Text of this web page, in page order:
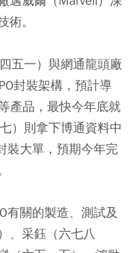
。
四五一）與網通龍頭廠
封裝架構，預計導
產品，最快今年底就
）則拿下博通資料中
裝大單，預期今年完
有關的製造、測試及
、采鈺（六七八